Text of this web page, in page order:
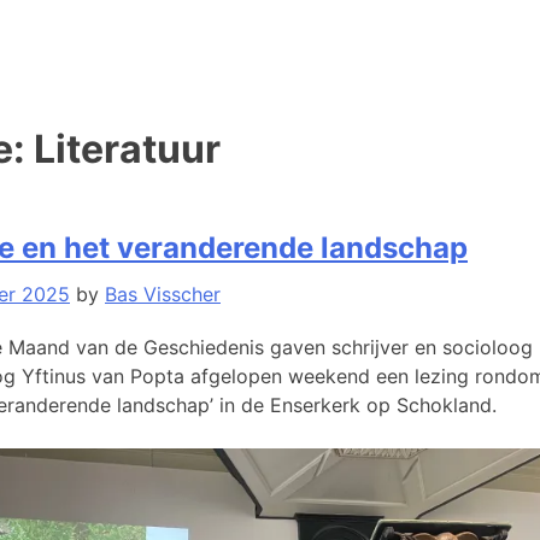
Literatuur
en het veranderende landschap
2025 by Bas Visscher
van de Geschiedenis gaven schrijver en socioloog
Yftinus van Popta afgelopen weekend een lezing
landschap’ in de Enserkerk op Schokland.